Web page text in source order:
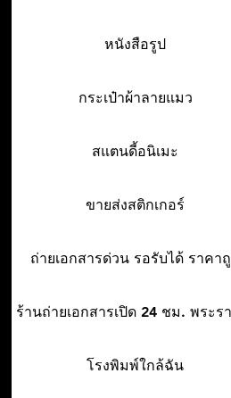
หนังสือรูป
กระเป๋าผ้าลายแมว
สแตนดี้อนิเมะ
ขายส่งสติกเกอร์
ถ่ายเอกสารด่วน รอรับได้ ราคา
ร้านถ่ายเอกสารเปิด 24 ชม. พระร
โรงพิมพ์ใกล้ฉัน